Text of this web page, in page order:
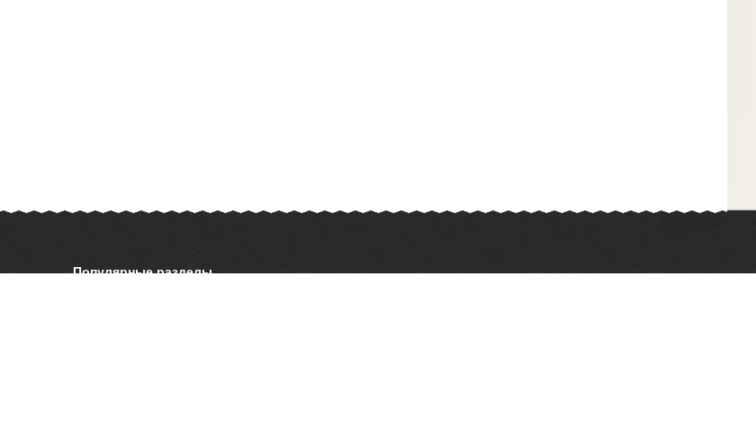
Популярные разделы